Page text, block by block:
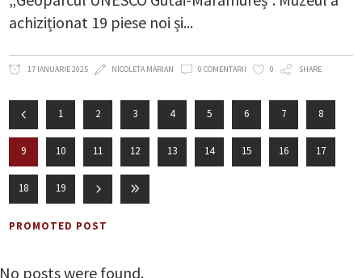
achiziționat 19 piese noi și
17 IANUARIE 2025 NICOLETA MARIAN 0 COMENTARII 0 SHARE
1 2 3 4 5 6 7 8
9 10 11 12 13 14 15 16 17
18 19
PROMOTED POST
No posts were found.